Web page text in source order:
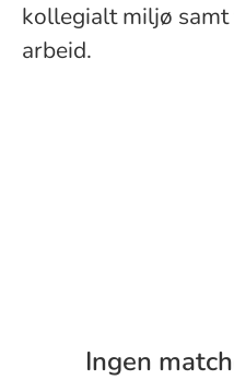
kollegialt miljø
arbeid.
Ingen